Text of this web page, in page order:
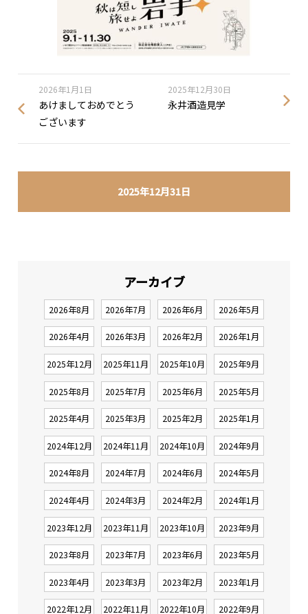
2025年12月31日
2026年1月1日
あけましておめでとう
ございます
2025年12月30日
永井酒造見学
アーカイブ
2026年8月 2026年7月 2026年6月 2026年5月
2026年4月 2026年3月 2026年2月 2026年1月
2025年12月 2025年11月 2025年10月 2025年9月
2025年8月 2025年7月 2025年6月 2025年5月
2025年4月 2025年3月 2025年2月 2025年1月
2024年12月 2024年11月 2024年10月 2024年9月
2024年8月 2024年7月 2024年6月 2024年5月
2024年4月 2024年3月 2024年2月 2024年1月
2023年12月 2023年11月 2023年10月 2023年9月
2023年8月 2023年7月 2023年6月 2023年5月
2023年4月 2023年3月 2023年2月 2023年1月
2022年12月 2022年11月 2022年10月 2022年9月